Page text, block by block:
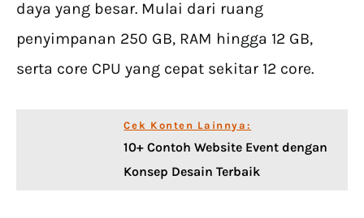
daya yang besar. Mulai dari ruang
penyimpanan 250 GB, RAM hingga 12 GB,
serta core CPU yang cepat sekitar 12 core.
Cek Konten Lainnya:
10+ Contoh Website Event dengan
Konsep Desain Terbaik